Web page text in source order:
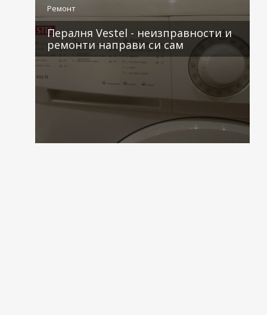
Ремонт
Пералня Vestel - неизправности и
ремонти направи си сам